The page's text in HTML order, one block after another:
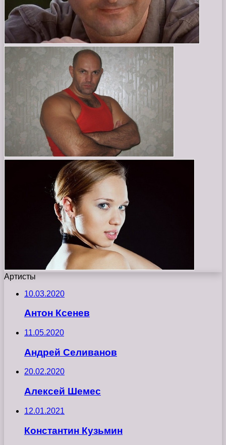
Артисты
10.03.2020
Антон Ксенев
11.05.2020
Андрей Селиванов
20.02.2020
Алексей Шемес
12.01.2021
Константин Кузьмин